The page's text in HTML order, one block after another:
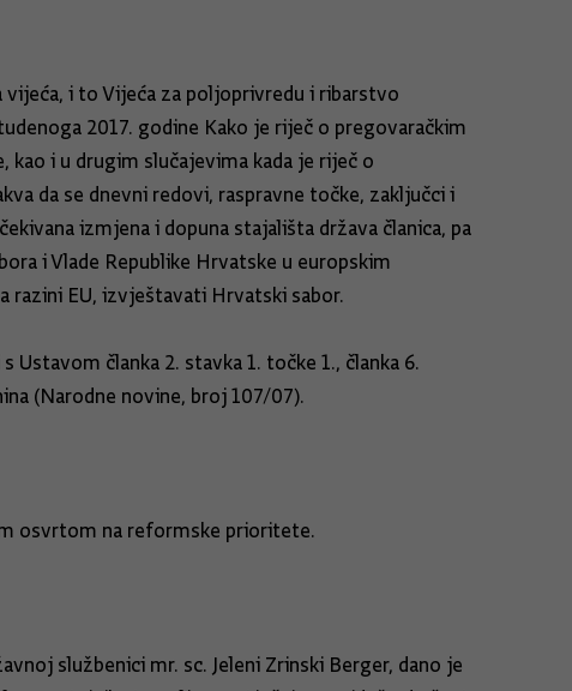
i to Vijeća za poljoprivredu i ribarstvo
2017. godine Kako je riječ o pregovaračkim
kao i u drugim slučajevima kada je riječ o
da se dnevni redovi, raspravne točke, zaključci i
izmjena i dopuna stajališta država članica, pa
i Vlade Republike Hrvatske u europskim
razini EU, izvještavati Hrvatski sabor.
članka 2. stavka 1. točke 1., članka 6.
nekretnina (Narodne novine, broj 107/07).
osvrtom na reformske prioritete.
službenici mr. sc. Jeleni Zrinski Berger, dano je